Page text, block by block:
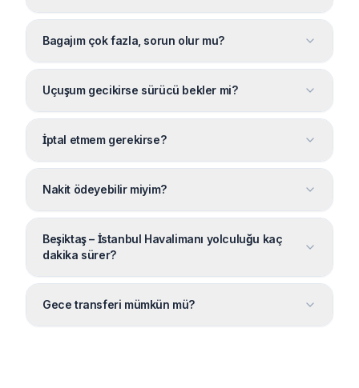
Bagajım çok fazla, sorun olur mu?
Uçuşum gecikirse sürücü bekler mi?
İptal etmem gerekirse?
Nakit ödeyebilir miyim?
Beşiktaş – İstanbul Havalimanı yolculuğu kaç
dakika sürer?
Gece transferi mümkün mü?